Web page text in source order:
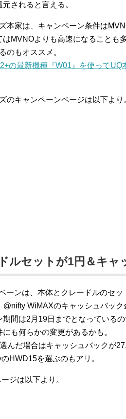
されると言える。
本家は、キャンペーン条件は
MVNOよりも高速になることも
のもオススメ。
の最新機種『W01』を使ってUQ
のキャンペーンページは以下より
ルセットが1円＆キャ
ーンは、本体とクレードルのセ
@nifty WiMAXのキャッシュバッ
間は2月19日までとなっている
も何らかの変更があるかも。
んだ場合はキャッシュバックが
HWD15を選ぶのもアリ。
ジは以下より。